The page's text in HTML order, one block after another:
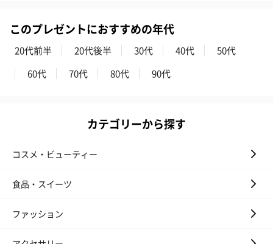
このプレゼントにおすすめの年代
20代前半 20代後半 30代 40代
50代
60代
70代 80代 90代
カテゴリーから探す
コスメ・ビューティー
食品・スイーツ
ファッション